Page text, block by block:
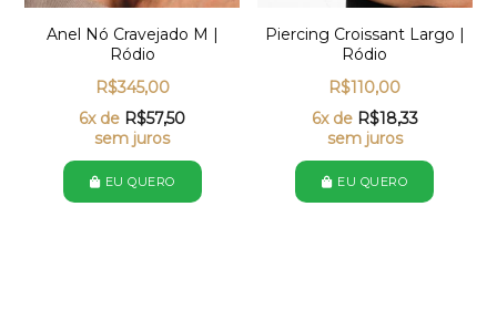
Anel Nó Cravejado M |
Ródio
R$345,00
6x de R$57,50
sem juros
EU QUERO
Piercing Croissant Largo |
Ródio
R$110,00
6x de R$18,33
sem juros
EU QUERO